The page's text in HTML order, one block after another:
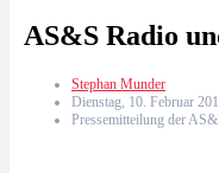
AS&S Radio
Stephan Munder
Dienstag, 10. Februar
Pressemitteilung der